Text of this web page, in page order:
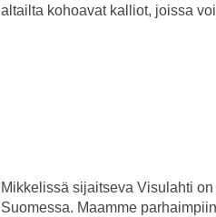
altailta kohoavat kalliot, joissa
Mikkelissä sijaitseva Visulahti
Suomessa. Maamme